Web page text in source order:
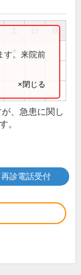
祝
す。来院前
×閉じる
、急患に関し
。
診電話受付